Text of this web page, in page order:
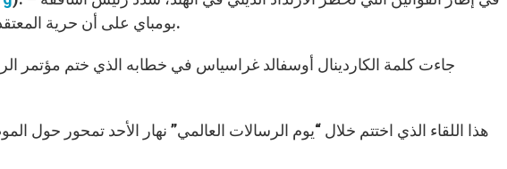
بومباي على أن حرية المعتقد الديني هي من الحقوق البشرية الأساسية.
جاءت كلمة الكاردينال أوسفالد غراسياس في خطابه الذي ختم مؤتمر
هذا اللقاء الذي اختتم خلال “يوم الرسالات العالمي” نهار الأحد تمحور حول